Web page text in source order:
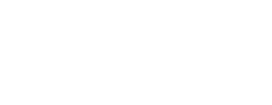
品に未対応品が